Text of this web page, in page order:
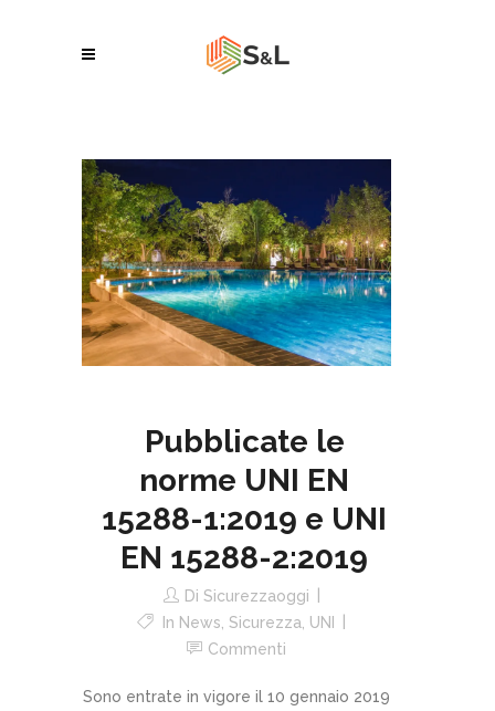
Pubblicate le
norme UNI EN
15288-1:2019 e UNI
EN 15288-2:2019
Di Sicurezzaoggi
In News Sicurezza UNI
Commenti
Sono entrate in vigore il 10 gennaio 2019